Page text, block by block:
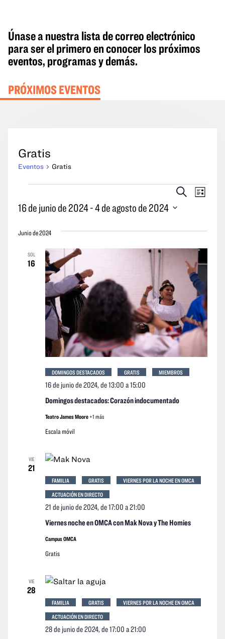
Únase a nuestra lista de correo electrónico
para ser el primero en conocer los próximos
eventos, programas y demás.
PRÓXIMOS EVENTOS
Gratis
Eventos Gratis
Eventos
Búsqueda
vistas
Buscar
vistas
de
los
Lista
16 de junio de 2024 - 4 de agosto de 2024
la
Junio de 2024
SOL
16
Domingos destacados: Corazón indocumentado
16 de junio de 2024, de 13:00 a15:00
DOMINGOS DESTACADOS GRATIS MIEMBROS
Teatro James Moore +1 más
Escala móvil
VIE
21
Viernes noche en OMCA con Mak Nova y The Homies
21 de junio de 2024, de 17:00 a21:00
FAMILIA GRATIS
VIERNES POR LA NOCHE EN OMCA
ACTUACIÓN EN DIRECTO
Campus OMCA
Gratis
VIE
28
28 de junio de 2024, de 17:00 a21:00
FAMILIA GRATIS
VIERNES POR LA NOCHE EN OMCA
ACTUACIÓN EN DIRECTO